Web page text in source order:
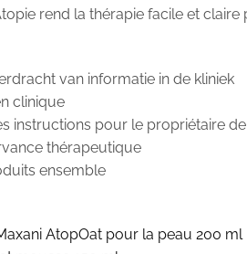
rend la thérapie facile et claire
van informatie in de kliniek
clinique
instructions pour le propriétaire
thérapeutique
ensemble
AtopOat pour la peau 200 ml